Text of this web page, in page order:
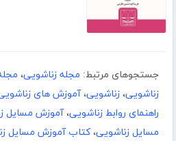
جستجوهای مرتبط: مجله زناشویی،
زناشویی، زناشویی،آموزش های
راهنمای روابط زناشویی،آموزش مسایل
مسایل زناشویی،کتاب آموزش مسایل